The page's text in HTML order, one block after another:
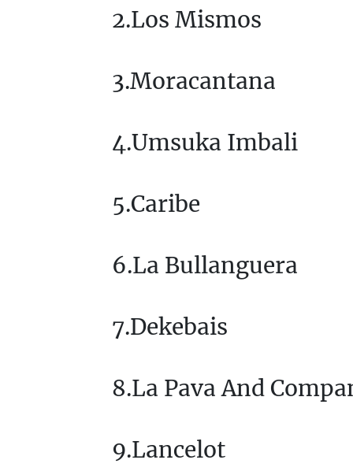
2.Los Mismos
3.Moracantana
4.Umsuka Imbali
5.Caribe
6.La Bullanguera
7.Dekebais
8.La Pava And
9.Lancelot